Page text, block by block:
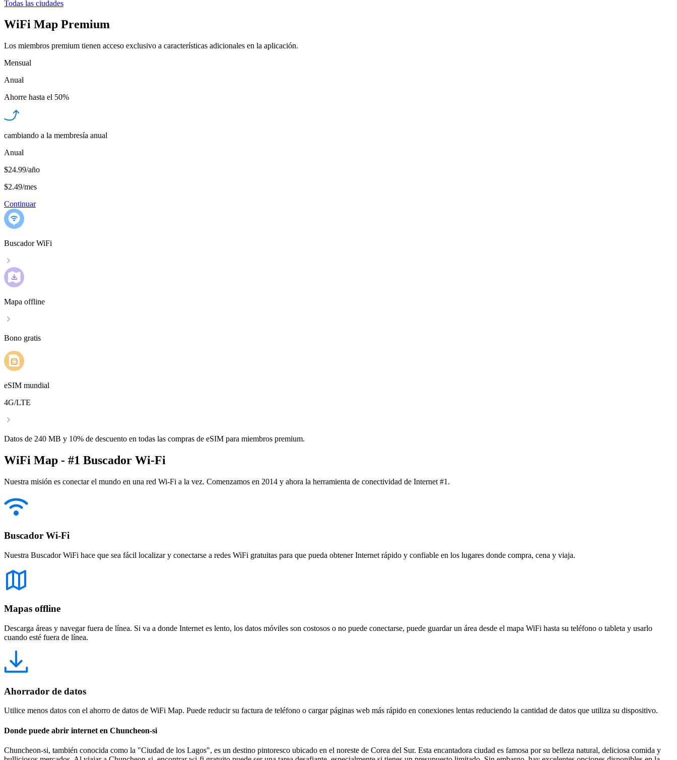
Todas las ciudades
WiFi Map Premium
Los miembros premium tienen acceso exclusivo a características adicionales en la aplicación.
Mensual
Anual
Ahorre hasta el 50%
cambiando a la membresía anual
Anual
$24.99/año
$2.49/mes
Continuar
Buscador WiFi
Mapa offline
Bono gratis
eSIM mundial
4G/LTE
Datos de 240 MB y 10% de descuento en todas las compras de eSIM para miembros premium.
WiFi Map - #1 Buscador Wi-Fi
Nuestra misión es conectar el mundo en una red Wi-Fi a la vez. Comenzamos en 2014 y ahora la herramienta de conectividad de Internet #1.
Buscador Wi-Fi
Nuestra Buscador WiFi hace que sea fácil localizar y conectarse a redes WiFi gratuitas para que pueda obtener Internet rápido y confiable en los lugares donde compra, cena y viaja.
Mapas offline
Descarga áreas y navegar fuera de línea. Si va a donde Internet es lento, los datos móviles son costosos o no puede conectarse, puede guardar un área desde el mapa WiFi hasta su teléfono o tableta y usarlo
cuando esté fuera de línea.
Ahorrador de datos
Utilice menos datos con el ahorro de datos de WiFi Map. Puede reducir su factura de teléfono o cargar páginas web más rápido en conexiones lentas reduciendo la cantidad de datos que utiliza su dispositivo.
Donde puede abrir internet en Chuncheon-si
Chuncheon-si, también conocida como la "Ciudad de los Lagos", es un destino pintoresco ubicado en el noreste de Corea del Sur. Esta encantadora ciudad es famosa por su belleza natural, deliciosa comida y